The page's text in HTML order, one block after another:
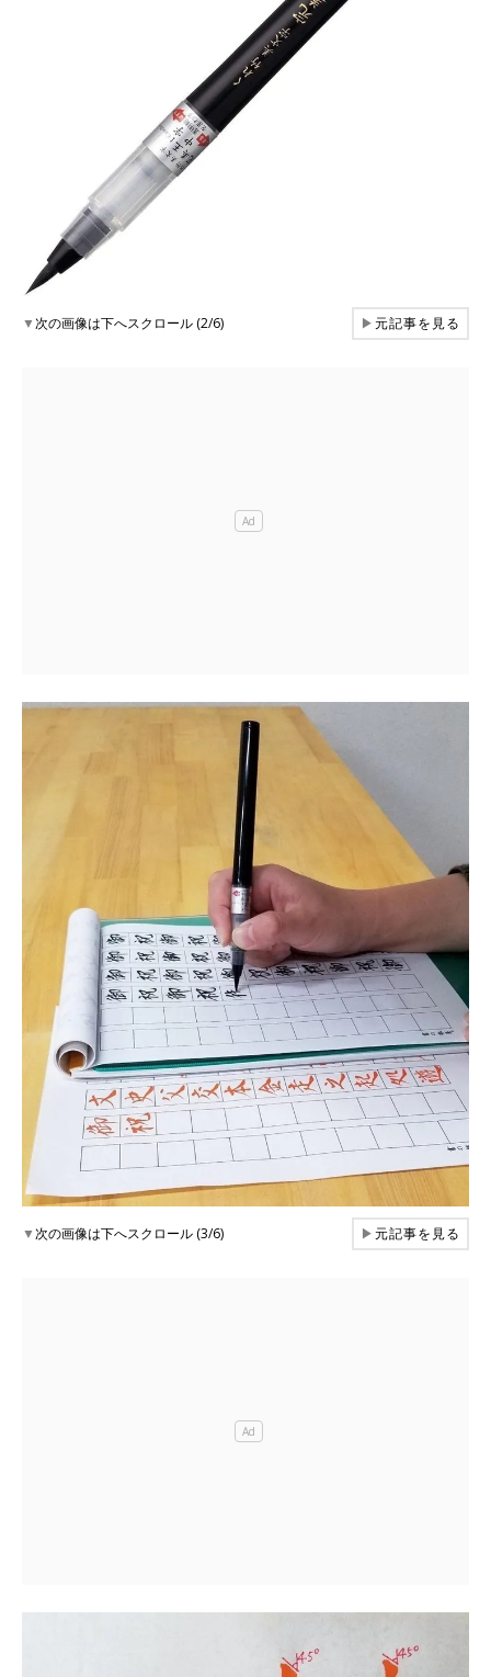
▼次の画像は下へスクロール (2/6) ▶元記事を見る
▼次の画像は下へスクロール (3/6) ▶元記事を見る